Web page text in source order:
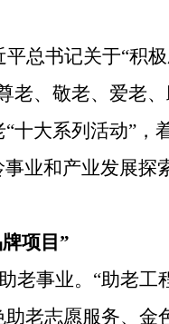
平总书记关于“积
老、敬老、爱老
十大系列活动”
业和产业发展探
项目”
老事业。“助老
老志愿服务、金